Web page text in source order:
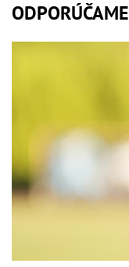
ODPORÚČAME